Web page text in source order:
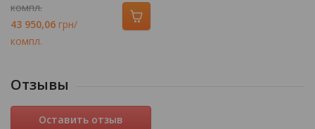
компл.
43 950,06 грн/
компл.
Отзывы
Оставить отзыв